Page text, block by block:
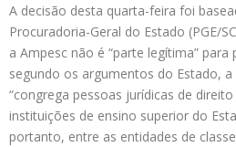
A decisão desta quarta-feira foi
Procuradoria-Geral do Estado (PGE/
a Ampesc não é “parte legítima”
segundo os argumentos do Estado,
“congrega pessoas jurídicas de
instituições de ensino superior do
portanto, entre as entidades de